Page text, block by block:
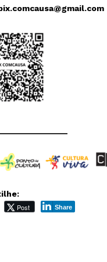
Post Share